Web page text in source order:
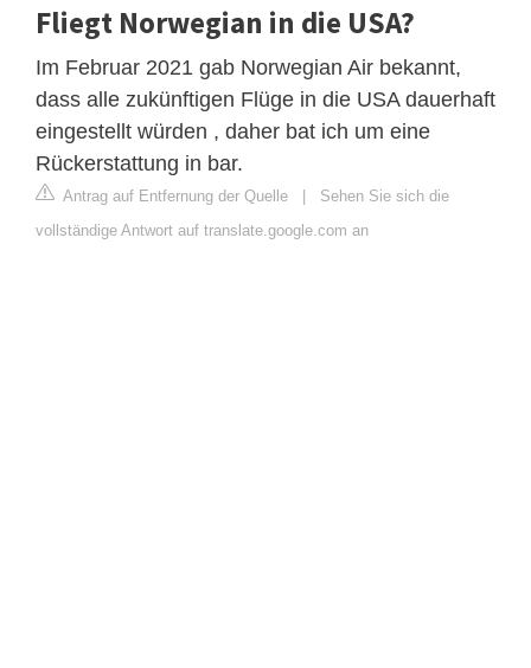
Fliegt Norwegian in die USA?
Im Februar 2021 gab Norwegian Air bekannt,
dass alle zukünftigen Flüge in die USA dauerhaft
eingestellt würden , daher bat ich um eine
Rückerstattung in bar.
Antrag auf Entfernung der Quelle | Sehen Sie sich die
vollständige Antwort auf translate.google.com an